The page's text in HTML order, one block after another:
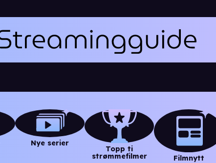
Nye serier
Topp ti
strømmefilmer
Filmnytt